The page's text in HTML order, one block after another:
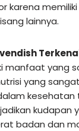
karena memiliki
lainnya.
manfaat yang
yang
kesehatan
kudapan
badan dan